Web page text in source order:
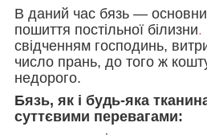
В даний час бязь —
пошиття постільної білизни.
свідченням господинь,
число прань, до того ж
недорого.
Бязь, як і будь-яка
суттєвими перевагами: